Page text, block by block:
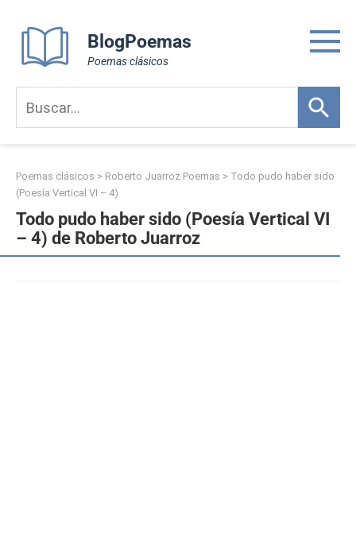
content
BlogPoemas
Poemas clásicos
Poemas clásicos > Roberto Juarroz Poemas > Todo pudo haber sido
(Poesía Vertical VI – 4)
Todo pudo haber sido (Poesía Vertical VI
– 4) de Roberto Juarroz